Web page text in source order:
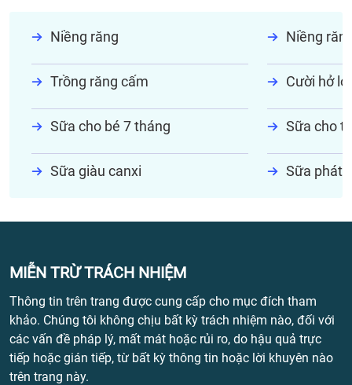
Niềng răng Niềng
Trồng răng cấm Cười hở lợi
Sữa cho bé 7 tháng Sữa cho
Sữa giàu canxi Sữa phát
MIỄN TRỪ TRÁCH NHIỆM
Thông tin trên trang được cung cấp cho mục đích tham
khảo. Chúng tôi không chịu bất kỳ trách nhiệm nào, đối với
các vấn đề pháp lý, mất mát hoặc rủi ro, do hậu quả trực
tiếp hoặc gián tiếp, từ bất kỳ thông tin hoặc lời khuyên nào
trên trang này.